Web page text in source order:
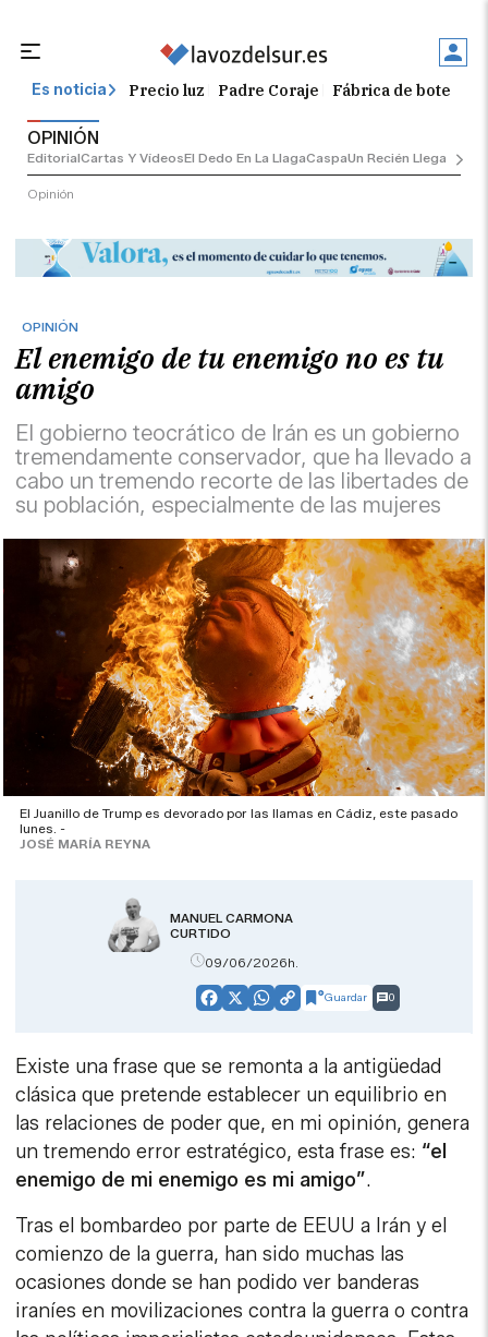
Es noticia Precio luz Padre Coraje Fábrica de botellas
OPINIÓN
EditorialCartas Y VídeosEl Dedo En La LlagaCaspaUn Recién Llegado
Opinión
OPINIÓN
El enemigo de tu enemigo no es tu
amigo
El gobierno teocrático de Irán es un gobierno
tremendamente conservador, que ha llevado a
cabo un tremendo recorte de las libertades de
su población, especialmente de las mujeres
El Juanillo de Trump es devorado por las llamas en Cádiz, este pasado
lunes. -
JOSÉ MARÍA REYNA
MANUEL CARMONA
CURTIDO
09/06/2026h.
Facebook
X WhatsApp
CopyGuardar 0
Existe una frase que se remonta a la antigüedad
clásica que pretende establecer un equilibrio en
las relaciones de poder que, en mi opinión, genera
un tremendo error estratégico, esta frase es: “el
enemigo de mi enemigo es mi amigo”.
Tras el bombardeo por parte de EEUU a Irán y el
comienzo de la guerra, han sido muchas las
ocasiones donde se han podido ver banderas
iraníes en movilizaciones contra la guerra o contra